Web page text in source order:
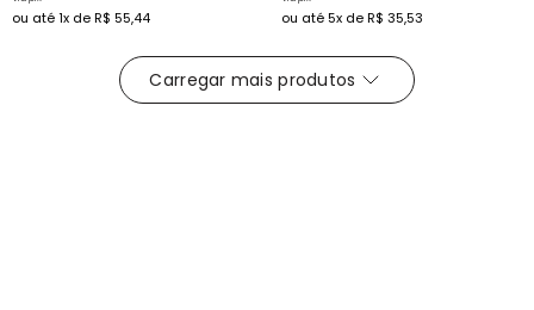
ou até1x deR$ 55,44 ou até5x deR$ 35,53